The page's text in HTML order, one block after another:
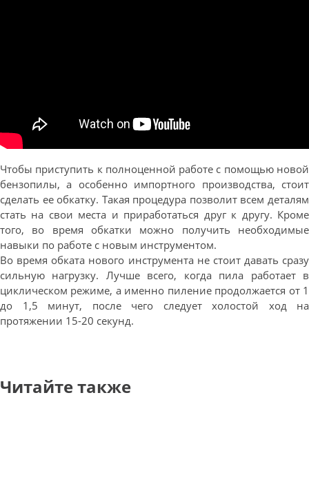
Чтобы приступить к полноценной работе с помощью новой
бензопилы, а особенно импортного производства, стоит
сделать ее обкатку. Такая процедура позволит всем деталям
стать на свои места и приработаться друг к другу. Кроме
того, во время обкатки можно получить необходимые
навыки по работе с новым инструментом.
Во время обката нового инструмента не стоит давать сразу
сильную нагрузку. Лучше всего, когда пила работает в
циклическом режиме, а именно пиление продолжается от 1
до 1,5 минут, после чего следует холостой ход на
протяжении 15-20 секунд.
Читайте также